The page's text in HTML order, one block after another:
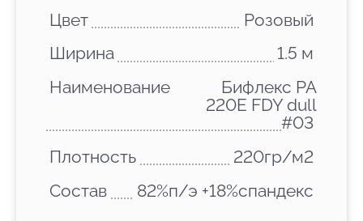
Цвет
Розовый
Ширина
1.5 м
Наименование
Бифлекс PA
220E FDY dull
#03
Плотность
220гр/м2
Состав
82%п/э +18%спандекс